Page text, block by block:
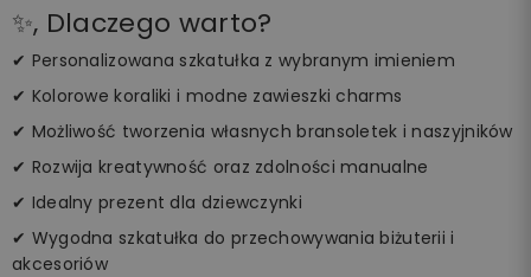
✨, Dlaczego warto?
✔ Personalizowana szkatułka z wybranym imieniem
✔ Kolorowe koraliki i modne zawieszki charms
✔ Możliwość tworzenia własnych bransoletek i naszyjników
✔ Rozwija kreatywność oraz zdolności manualne
✔ Idealny prezent dla dziewczynki
✔ Wygodna szkatułka do przechowywania biżuterii i
akcesoriów